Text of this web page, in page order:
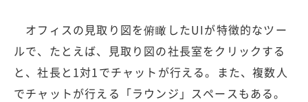
オフィスの見取り図を俯瞰したUIが特徴的なツー
ルで、たとえば、見取り図の社長室をクリックする
と、社長と1対1でチャットが行える。また、複数人
でチャットが行える「ラウンジ」スペースもある。